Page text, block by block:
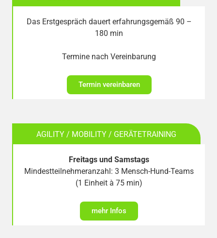
Das Erstgespräch dauert erfahrungsgemäß 90 –
180 min
Termine nach Vereinbarung
Termin vereinbaren
AGILITY / MOBILITY / GERÄTETRAINING
Freitags und Samstags
Mindestteilnehmeranzahl: 3 Mensch-Hund-Teams
(1 Einheit à 75 min)
mehr Infos